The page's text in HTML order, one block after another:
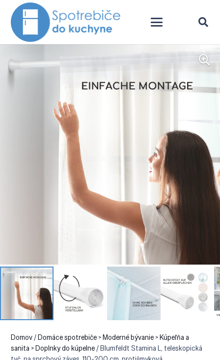
Domov/Domáce spotrebiče > Moderné bývanie > Kúpeľňa a
sanita > Doplnky do kúpelne/ Blumfeldt Stamina L, teleskopická